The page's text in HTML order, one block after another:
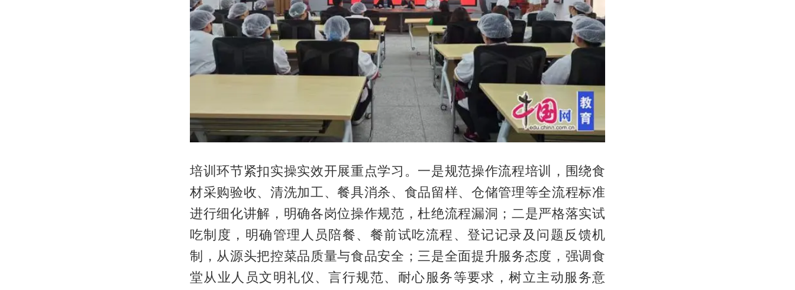
培训环节紧扣实操实效开展重点学习。一是规范操作流程培训，围绕食
材采购验收、清洗加工、餐具消杀、食品留样、仓储管理等全流程标准
进行细化讲解，明确各岗位操作规范，杜绝流程漏洞；二是严格落实试
吃制度，明确管理人员陪餐、餐前试吃流程、登记记录及问题反馈机
制，从源头把控菜品质量与食品安全；三是全面提升服务态度，强调食
堂从业人员文明礼仪、言行规范、耐心服务等要求，树立主动服务意